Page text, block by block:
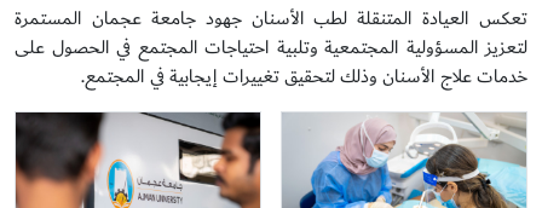
تعكس العيادة المتنقلة لطب الأسنان جهود جامعة عجمان المستمرة
لتعزيز المسؤولية المجتمعية وتلبية احتياجات المجتمع في الحصول على
خدمات علاج الأسنان وذلك لتحقيق تغييرات إيجابية في المجتمع.